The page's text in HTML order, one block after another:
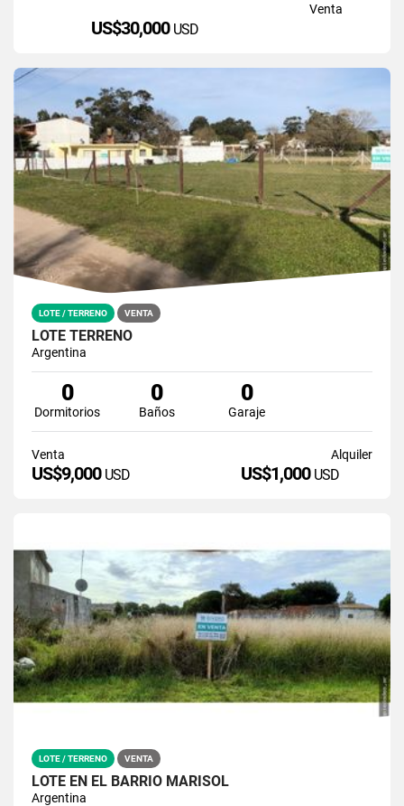
Venta
US$30,000 USD
LOTE / TERRENO VENTA
LOTE TERRENO
Argentina
0
Dormitorios
0
Baños
0
Garaje
Venta
US$9,000 USD
Alquiler
US$1,000 USD
LOTE / TERRENO VENTA
LOTE EN EL BARRIO MARISOL
Argentina